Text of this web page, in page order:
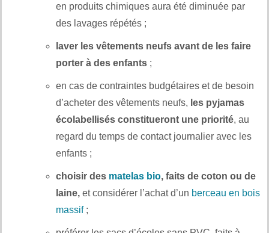
en produits chimiques aura été diminuée par
des lavages répétés ;
laver les vêtements neufs avant de les faire
porter à des enfants ;
en cas de contraintes budgétaires et de besoin
d’acheter des vêtements neufs, les pyjamas
écolabellisés constitueront une priorité, au
regard du temps de contact journalier avec les
enfants ;
choisir des matelas bio, faits de coton ou de
laine, et considérer l’achat d’un berceau en bois
massif;